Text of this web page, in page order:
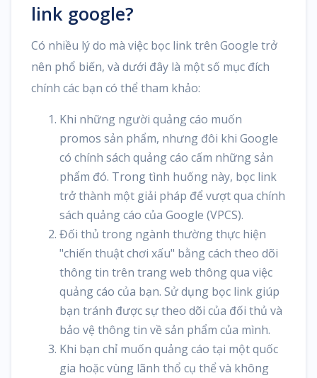
link google?
Có nhiều lý do mà việc bọc link trên Google trở
nên phổ biến, và dưới đây là một số mục đích
chính các bạn có thể tham khảo:
Khi những người quảng cáo muốn
promos sản phẩm, nhưng đôi khi Google
có chính sách quảng cáo cấm những sản
phẩm đó. Trong tình huống này, bọc link
trở thành một giải pháp để vượt qua chính
sách quảng cáo của Google (VPCS).
Đối thủ trong ngành thường thực hiện
"chiến thuật chơi xấu" bằng cách theo dõi
thông tin trên trang web thông qua việc
quảng cáo của bạn. Sử dụng bọc link giúp
bạn tránh được sự theo dõi của đối thủ và
bảo vệ thông tin về sản phẩm của mình.
Khi bạn chỉ muốn quảng cáo tại một quốc
gia hoặc vùng lãnh thổ cụ thể và không